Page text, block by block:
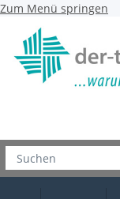
Zum Menü springen